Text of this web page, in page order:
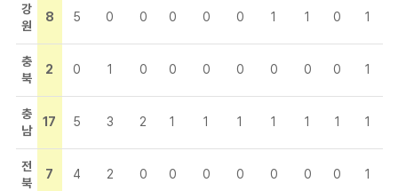
강
원
8 5 0 0 0 0 0 1 1 0 1
충
북
2 0 1 0 0 0 0 0 0 0 1
충
남
17 5 3 2 1 1 1 1 1 1 1
전
북
7 4 2 0 0 0 0 0 0 0 1